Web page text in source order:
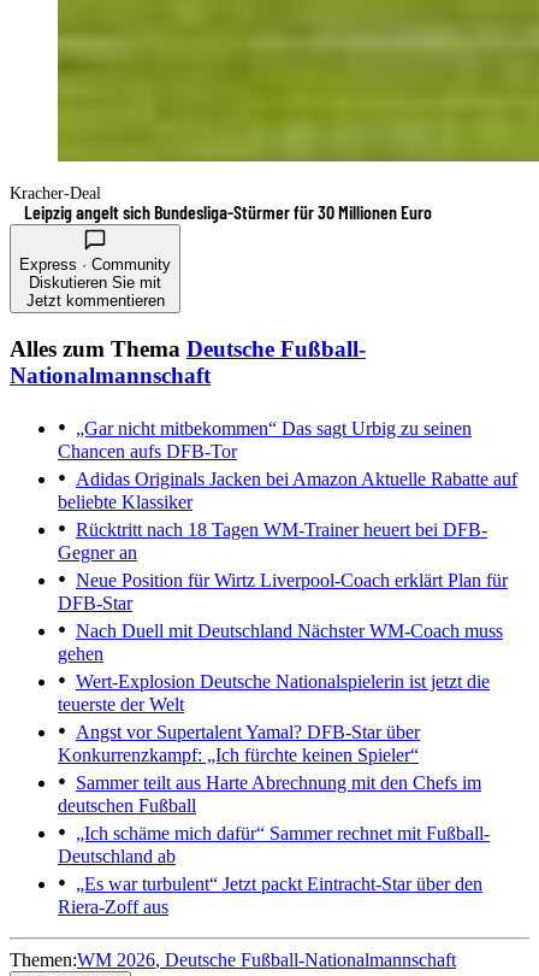
Kracher-Deal
Leipzig angelt sich Bundesliga-Stürmer für 30 Millionen Euro
Express · Community
Diskutieren Sie mit
Jetzt kommentieren
Alles zum Thema Deutsche Fußball-
Nationalmannschaft
„Gar nicht mitbekommen“ Das sagt Urbig zu seinen
Chancen aufs DFB-Tor
Adidas Originals Jacken bei Amazon Aktuelle Rabatte auf
beliebte Klassiker
Rücktritt nach 18 Tagen WM-Trainer heuert bei DFB-
Gegner an
Neue Position für Wirtz Liverpool-Coach erklärt Plan für
DFB-Star
Nach Duell mit Deutschland Nächster WM-Coach muss
gehen
Wert-Explosion Deutsche Nationalspielerin ist jetzt die
teuerste der Welt
Angst vor Supertalent Yamal? DFB-Star über
Konkurrenzkampf: „Ich fürchte keinen Spieler“
Sammer teilt aus Harte Abrechnung mit den Chefs im
deutschen Fußball
„Ich schäme mich dafür“ Sammer rechnet mit Fußball-
Deutschland ab
„Es war turbulent“ Jetzt packt Eintracht-Star über den
Riera-Zoff aus
Themen:WM 2026 Deutsche Fußball-Nationalmannschaft